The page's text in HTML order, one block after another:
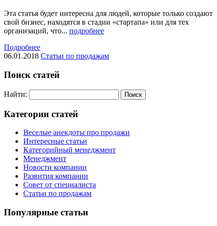
Эта статья будет интересна для людей, которые только создают
свой бизнес, находятся в стадии «стартапа» или для тех
организаций, что... подробнее
Подробнее
06.01.2018 Статьи по продажам
Поиск статей
Найти:
Категории статей
Веселые анекдоты про продажи
Интересные статьи
Категорийный менеджмент
Менеджмент
Новости компании
Развития компании
Совет от специалиста
Статьи по продажам
Популярные статьи